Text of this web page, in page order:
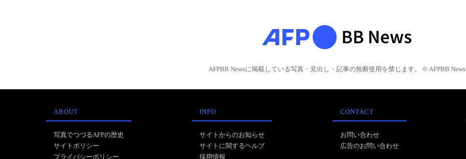
AFPBB Newsに掲載している写真・見出し・記事の無断使用を禁じます。 © AFPBB News
ABOUT
写真でつづるAFPの歴史
サイトポリシー
プライバシーポリシー
INFO
サイトからのお知らせ
サイトに関するヘルプ
採用情報
CONTACT
お問い合わせ
広告のお問い合わせ